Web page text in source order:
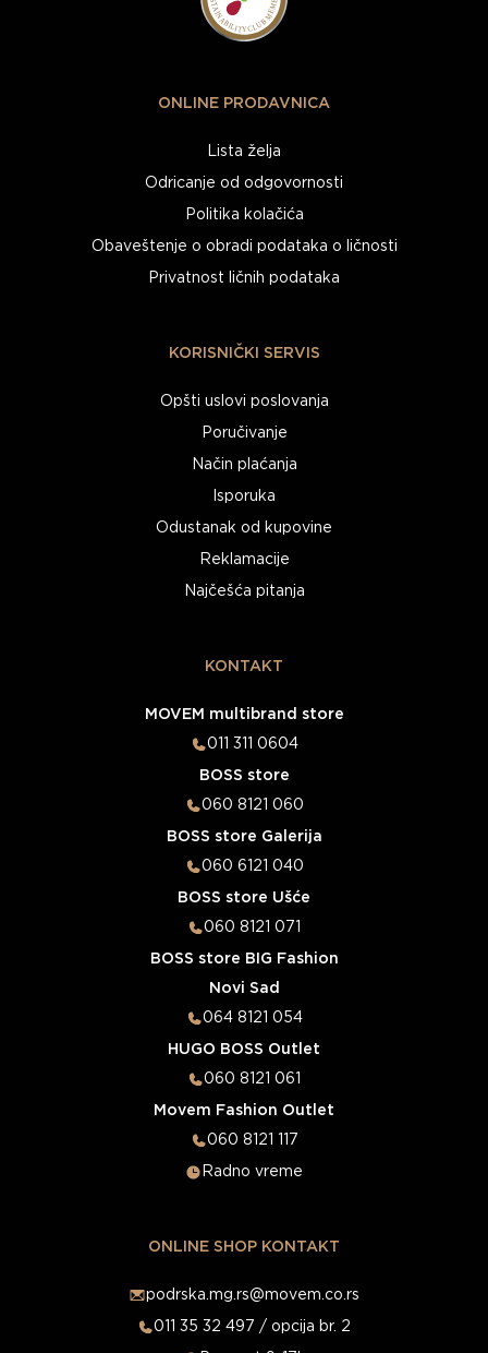
ONLINE PRODAVNICA
Lista želja
Odricanje od odgovornosti
Politika kolačića
Obaveštenje o obradi podataka o ličnosti
Privatnost ličnih podataka
KORISNIČKI SERVIS
Opšti uslovi poslovanja
Poručivanje
Način plaćanja
Isporuka
Odustanak od kupovine
Reklamacije
Najčešća pitanja
KONTAKT
MOVEM multibrand store
011 311 0604
BOSS store
060 8121 060
BOSS store Galerija
060 6121 040
BOSS store Ušće
060 8121 071
BOSS store BIG Fashion
Novi Sad
064 8121 054
HUGO BOSS Outlet
060 8121 061
Movem Fashion Outlet
060 8121 117
Radno vreme
ONLINE SHOP KONTAKT
podrska.mg.rs@movem.co.rs
011 35 32 497 / opcija br. 2